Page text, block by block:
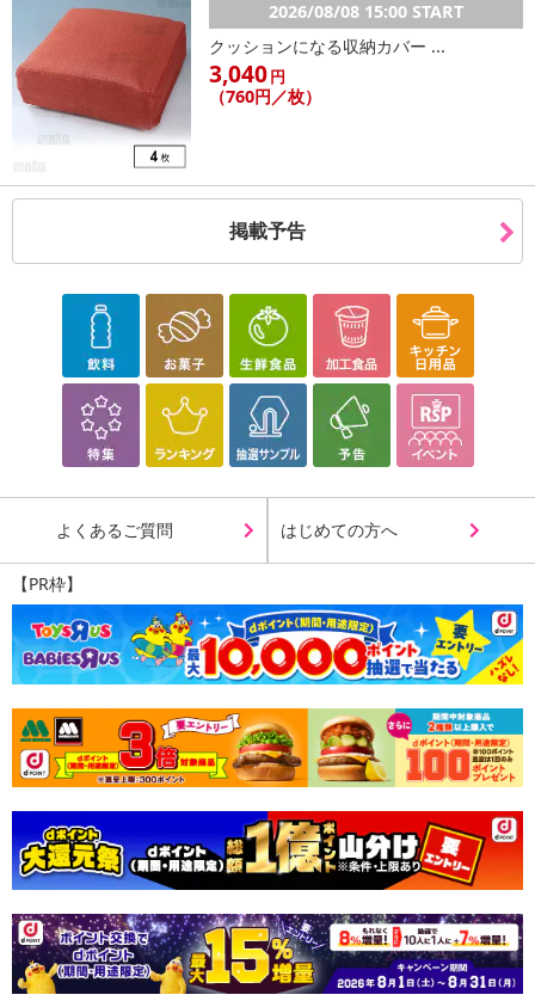
2026/08/08 15:00 START
クッションになる収納カバー ...
3,040円
（760円／枚）
掲載予告
よくあるご質問 はじめての方へ
【PR枠】